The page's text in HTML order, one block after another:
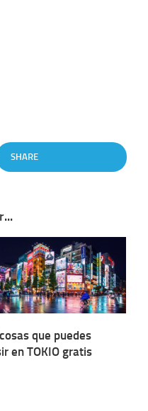
SHARE
que puedes
en TOKIO gratis